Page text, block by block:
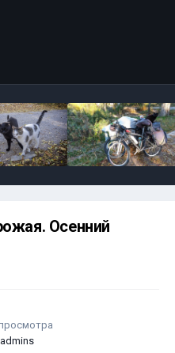
Осенний